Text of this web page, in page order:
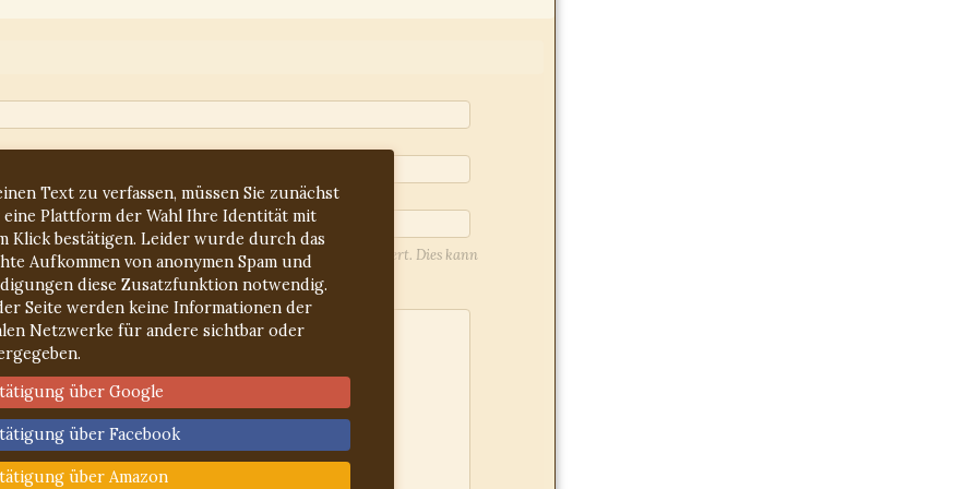
Text zu verfassen, müssen Sie zunächst
Plattform der Wahl Ihre Identität mit
Klick bestätigen. Leider wurde durch das
Aufkommen von anonymen Spam und
diese Zusatzfunktion notwendig.
Seite werden keine Informationen der
Netzwerke für andere sichtbar oder
über Google
über Facebook
über Amazon
werden Sie über Antworten auf Ihren Beitrag informiert. Dies kann
Sie ggf. den Spam-Ordner.